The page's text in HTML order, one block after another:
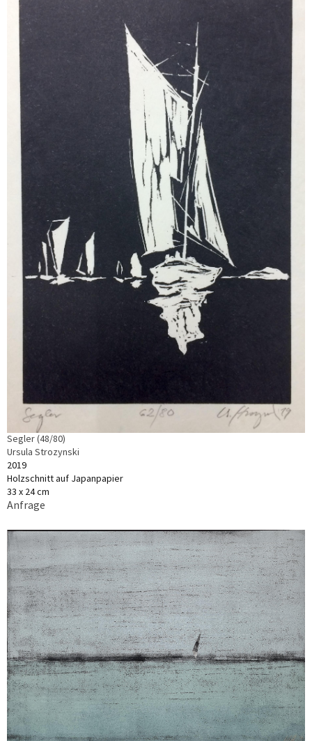
Segler (48/80)
Ursula Strozynski
2019
Holzschnitt auf Japanpapier
33 x 24 cm
Anfrage